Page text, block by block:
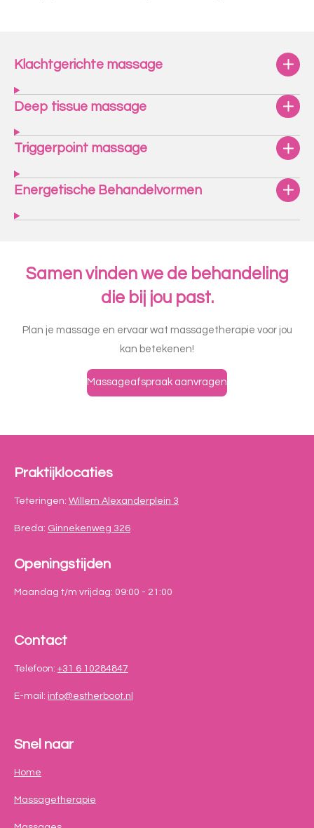
Klachtgerichte massage
Deep tissue massage
Triggerpoint massage
Energetische Behandelvormen
Samen vinden we de behandeling
die bij jou past.
Plan je massage en ervaar wat massagetherapie voor jou
kan betekenen!
Massageafspraak aanvragen
Praktijklocaties
Teteringen: Willem Alexanderplein 3
Breda: Ginnekenweg 326
Openingstijden
Maandag t/m vrijdag: 09:00 - 21:00
Contact
Telefoon: +31 6 10284847
E-mail: info@estherboot.nl
Snel naar
Home
Massagetherapie